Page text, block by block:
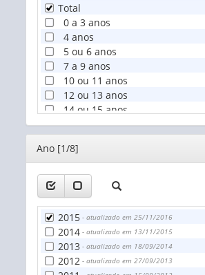
Total
0 a 3 anos
4 anos
5 ou 6 anos
7 a 9 anos
10 ou 11 anos
12 ou 13 anos
14 ou 15 anos
16 ou 17 anos
18 ou 19 anos
20 a 24 anos
25 a 29 anos
30 anos ou mais
Editor
Ano [1/8]
2015 - atualizado em 25/11/2016
2014 - atualizado em 13/11/2015
2013 - atualizado em 18/09/2014
2012 - atualizado em 27/09/2013